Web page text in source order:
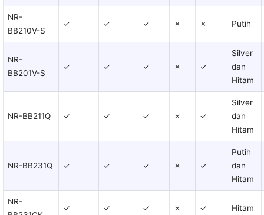
NR-
BB210V-S
✓ ✓ ✓ ✗ ✗ Putih
NR-
BB201V-S
✓ ✓ ✓ ✗ ✓
Silver
dan
Hitam
NR-BB211Q ✓ ✓ ✓ ✗ ✓
Silver
dan
Hitam
NR-BB231Q ✓ ✓ ✓ ✗ ✓
Putih
dan
Hitam
NR-
✓ ✓ ✓ ✗ ✓ Hitam